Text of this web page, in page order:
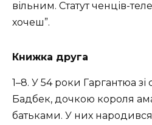
вільним. Статут ченців-
хочеш”.
Книжка друга
1–8. У 54 роки Гаргантюа
Бадбек, дочкою короля
батьками. У них